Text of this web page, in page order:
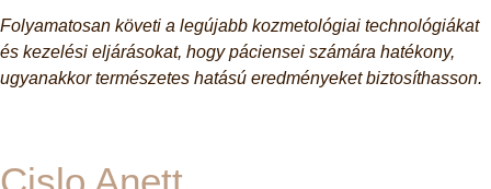
Folyamatosan követi a legújabb kozmetológiai technológiákat
és kezelési eljárásokat, hogy páciensei számára hatékony,
ugyanakkor természetes hatású eredményeket biztosíthasson.